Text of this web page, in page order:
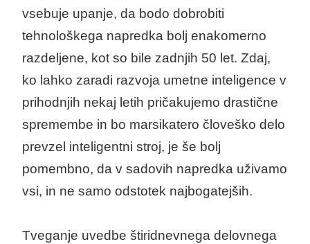
vsebuje upanje, da bodo dobrobiti
tehnološkega napredka bolj enakomerno
razdeljene, kot so bile zadnjih 50 let. Zdaj,
ko lahko zaradi razvoja umetne inteligence v
prihodnjih nekaj letih pričakujemo drastične
spremembe in bo marsikatero človeško delo
prevzel inteligentni stroj, je še bolj
pomembno, da v sadovih napredka uživamo
vsi, in ne samo odstotek najbogatejših.
Tveganje uvedbe štiridnevnega delovnega